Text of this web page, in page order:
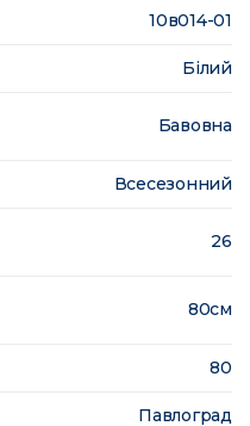
10в014-01
Білий
Бавовна
Всесезонний
26
80см
80
Павлоград